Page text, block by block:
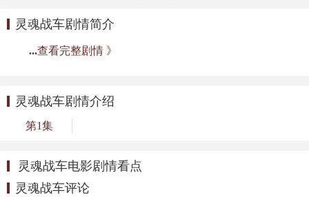
灵魂战车剧情简介
...查看完整剧情 》
灵魂战车剧情介绍
第1集
灵魂战车电影剧情看点
灵魂战车评论